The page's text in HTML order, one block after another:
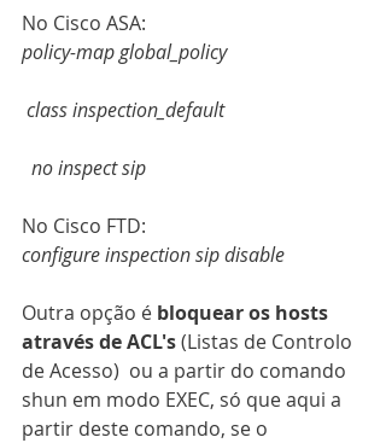
No Cisco ASA:
policy-map global_policy
class inspection_default
  no inspect sip
No Cisco FTD:
configure inspection sip disable
Outra opção é bloquear os hosts
através de ACL's (Listas de Controlo
de Acesso)  ou a partir do comando
shun em modo EXEC, só que aqui a
partir deste comando, se o